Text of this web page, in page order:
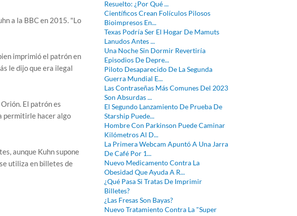
a la BBC en 2015. "Lo
imprimió el patrón en
le dijo que era ilegal
El patrón es
permitirle hacer algo
aunque Kuhn supone
utiliza en billetes de
Resuelto: ¿Por Qué ...
Científicos Crean Folículos Pilosos
Bioimpresos En...
Texas Podría Ser El Hogar De Mamuts
Lanudos Antes ...
Una Noche Sin Dormir Revertiría
Episodios De Depre...
Piloto Desaparecido De La Segunda
Guerra Mundial E...
Las Contraseñas Más Comunes Del 2023
Son Absurdas ...
El Segundo Lanzamiento De Prueba De
Starship Puede...
Hombre Con Parkinson Puede Caminar
Kilómetros Al D...
La Primera Webcam Apuntó A Una Jarra
De Café Por 1...
Nuevo Medicamento Contra La
Obesidad Que Ayuda A R...
¿Qué Pasa Si Tratas De Imprimir
Billetes?
¿Las Fresas Son Bayas?
Nuevo Tratamiento Contra La "Super